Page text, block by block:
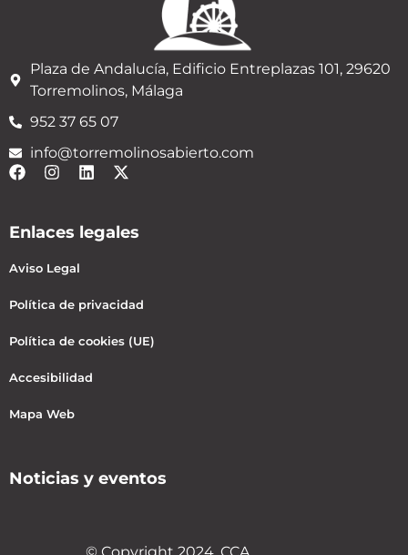
Plaza de Andalucía, Edificio Entreplazas 101, 29620
Torremolinos, Málaga
952 37 65 07
info@torremolinosabierto.com
Enlaces legales
Aviso Legal
Política de privacidad
Política de cookies (UE)
Accesibilidad
Mapa Web
Noticias y eventos